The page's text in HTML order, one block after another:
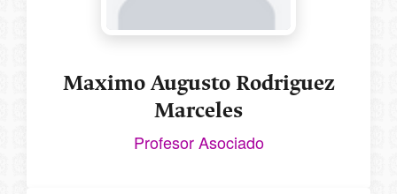
Maximo Augusto Rodriguez
Marceles
Profesor Asociado